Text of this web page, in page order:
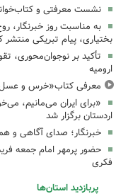
نشست معرفتی و
به مناسبت روز خبرنگار،
بختیاری، پیام تبریکی منتشر
تأکید بر نوجوان‌محوری،
ارومیه
معرفی کتاب«خرس و عسل»
«برای ایران می‌مانیم،
اردستان برگزار شد
خبرنگار؛ صدای آگاهی و
حضور پرمهر امام جمعه
فکری
پربازدید استان‌ها